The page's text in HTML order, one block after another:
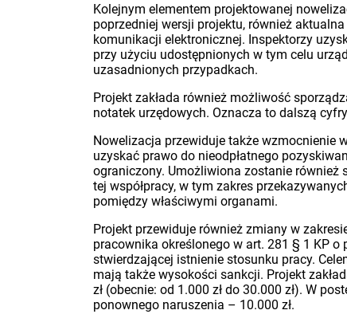
Kolejnym elementem projektowanej
poprzedniej wersji projektu, również
komunikacji elektronicznej. Inspektorzy
przy użyciu udostępnionych w tym celu
uzasadnionych przypadkach.
Projekt zakłada również możliwość
notatek urzędowych. Oznacza to dalszą
Nowelizacja przewiduje także wzmocnienie
uzyskać prawo do nieodpłatnego
ograniczony. Umożliwiona zostanie również
tej współpracy, w tym zakres
pomiędzy właściwymi organami.
Projekt przewiduje również zmiany w
pracownika określonego w art. 281 § 1 KP
stwierdzającej istnienie stosunku pracy.
mają także wysokości sankcji. Projekt
zł (obecnie: od 1.000 zł do 30.000 zł). W
ponownego naruszenia – 10.000 zł.